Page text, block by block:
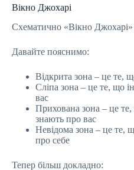
Вікно Джохарі
Схематично «Вікно Джохарі»
Давайте пояснимо:
Відкрита зона – це те,
Сліпа зона – це те, що
вас
Прихована зона – це
знають про вас
Невідома зона – це те,
про себе
Тепер більш докладно: